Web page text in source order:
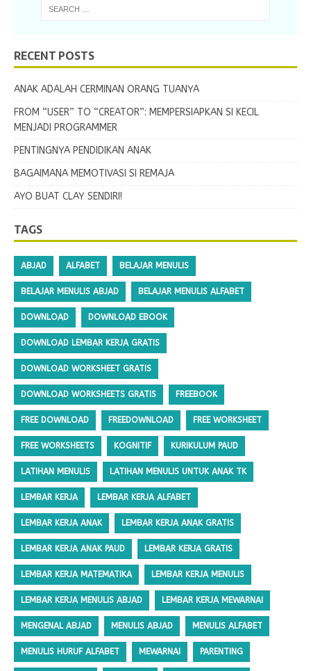
RECENT POSTS
ANAK ADALAH CERMINAN ORANG TUANYA
FROM “USER” TO “CREATOR”: MEMPERSIAPKAN SI KECIL
MENJADI PROGRAMMER
PENTINGNYA PENDIDIKAN ANAK
BAGAIMANA MEMOTIVASI SI REMAJA
AYO BUAT CLAY SENDIRI!
TAGS
ABJAD ALFABET BELAJAR MENULIS
BELAJAR MENULIS ABJAD BELAJAR MENULIS ALFABET
DOWNLOAD DOWNLOAD EBOOK
DOWNLOAD LEMBAR KERJA GRATIS
DOWNLOAD WORKSHEET GRATIS
DOWNLOAD WORKSHEETS GRATIS FREEBOOK
FREE DOWNLOAD FREEDOWNLOAD FREE WORKSHEET
FREE WORKSHEETS KOGNITIF KURIKULUM PAUD
LATIHAN MENULIS LATIHAN MENULIS UNTUK ANAK TK
LEMBAR KERJA LEMBAR KERJA ALFABET
LEMBAR KERJA ANAK LEMBAR KERJA ANAK GRATIS
LEMBAR KERJA ANAK PAUD LEMBAR KERJA GRATIS
LEMBAR KERJA MATEMATIKA LEMBAR KERJA MENULIS
LEMBAR KERJA MENULIS ABJAD LEMBAR KERJA MEWARNAI
MENGENAL ABJAD MENULIS ABJAD MENULIS ALFABET
MENULIS HURUF ALFABET MEWARNAI PARENTING